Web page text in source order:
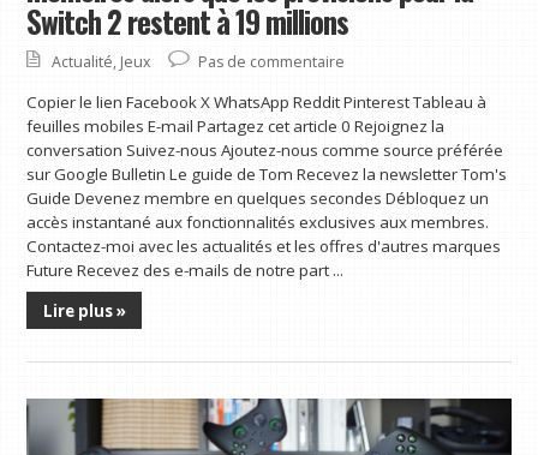
Switch 2 restent à 19 millions
Actualité, Jeux Pas de commentaire
Copier le lien Facebook X WhatsApp Reddit Pinterest Tableau à
feuilles mobiles E-mail Partagez cet article 0 Rejoignez la
conversation Suivez-nous Ajoutez-nous comme source préférée
sur Google Bulletin Le guide de Tom Recevez la newsletter Tom's
Guide Devenez membre en quelques secondes Débloquez un
accès instantané aux fonctionnalités exclusives aux membres.
Contactez-moi avec les actualités et les offres d'autres marques
Future Recevez des e-mails de notre part ...
Lire plus »